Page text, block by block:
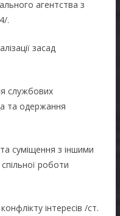
агентства з
.
засад
службових
та одержання
суміщення з іншими
роботи
інтересів /ст.